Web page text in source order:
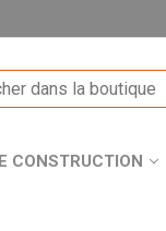
CONSTRUCTION